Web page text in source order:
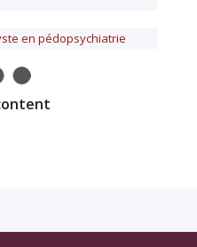
en pédopsychiatrie